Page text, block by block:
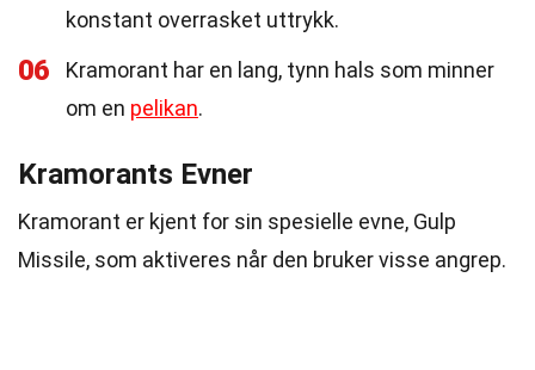
konstant overrasket uttrykk.
06
Kramorant har en lang, tynn hals som minner
om en pelikan.
Kramorants Evner
Kramorant er kjent for sin spesielle evne, Gulp
Missile, som aktiveres når den bruker visse angrep.